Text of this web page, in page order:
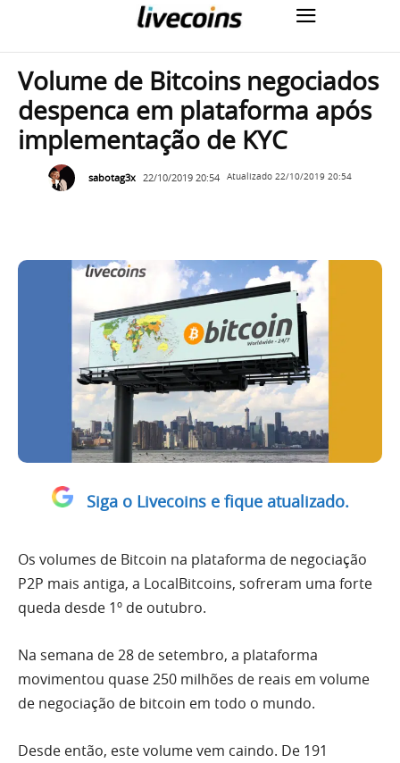
Volume de Bitcoins negociados
despenca em plataforma após
implementação de KYC
sabotag3x 22/10/2019 20:54 Atualizado 22/10/2019 20:54
Siga o Livecoins e fique atualizado.
Os volumes de Bitcoin na plataforma de negociação
P2P mais antiga, a LocalBitcoins, sofreram uma forte
queda desde 1º de outubro.
Na semana de 28 de setembro, a plataforma
movimentou quase 250 milhões de reais em volume
de negociação de bitcoin em todo o mundo.
Desde então, este volume vem caindo. De 191